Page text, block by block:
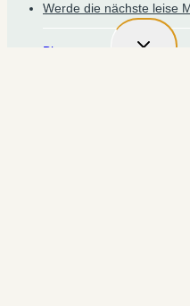
Werde die nächste leise
Blog starten